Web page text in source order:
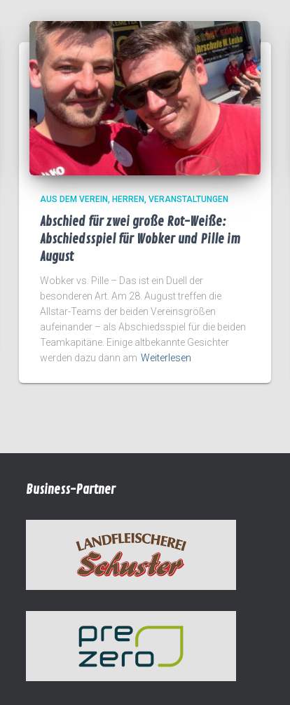
AUS DEM VEREIN HERREN VERANSTALTUNGEN
Abschied für zwei große Rot-Weiße:
Abschiedsspiel für Wobker und Pille im
August
Wobker vs. Pille – Das ist ein Duell der
besonderen Art. Am 28. August treffen die
Allstar-Teams der beiden Vereinsgrößen
aufeinander – als Abschiedsspiel für die beiden
Teamkapitäne. Einige altbekannte Gesichter
werden dazu dann am Weiterlesen
Business-Partner